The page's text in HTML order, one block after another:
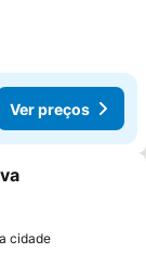
Ver preços
favoritos
cidade